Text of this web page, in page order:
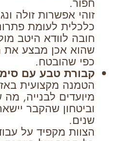
זוהי אפשרות זולה
כלכלית לעומת
חובה לוודא היטב
שהוא אכן מבצע את
כפי שהובטח.
קבורת טבע עם
הטמנה מקצועית
מיועדים לבנייה,
וביטחון שהקבר
שנים.
הצוות מקפיד על